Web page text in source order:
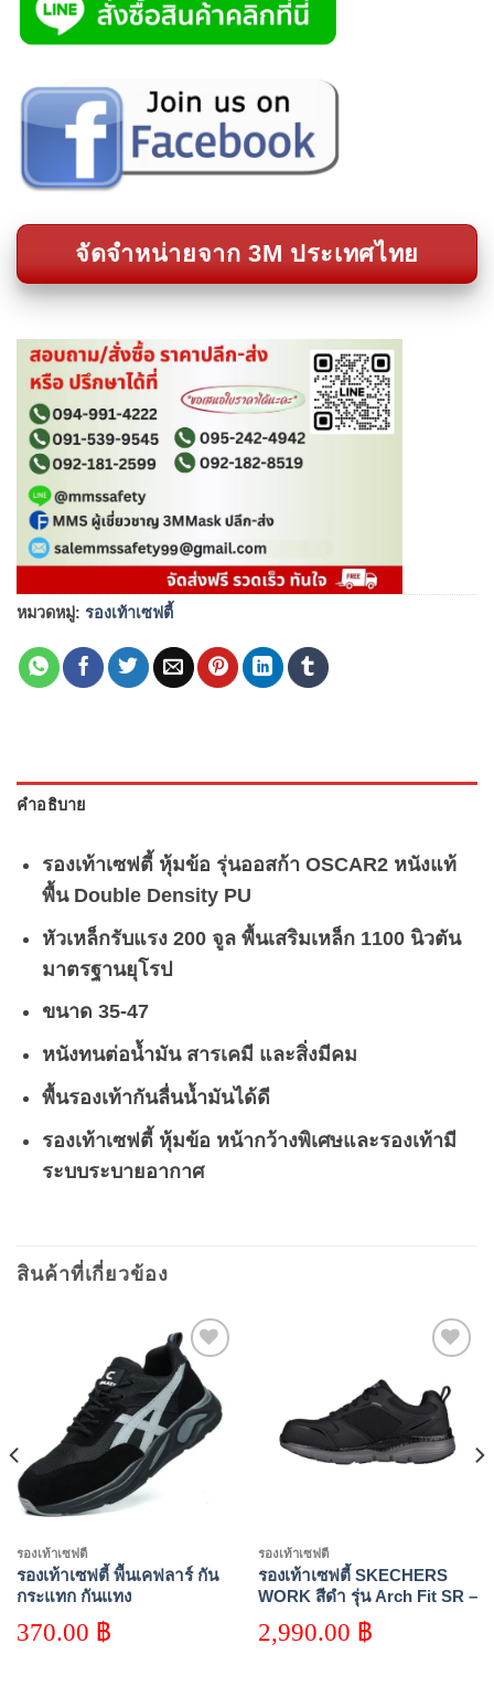
จัดจำหน่ายจาก 3M ประเทศไทย
หมวดหมู่: รองเท้าเซฟตี้
คำอธิบาย
รองเท้าเซฟตี้ หุ้มข้อ รุ่นออสก้า OSCAR2 หนังแท้
พื้น Double Density PU
หัวเหล็กรับแรง 200 จูล พื้นเสริมเหล็ก 1100 นิวตัน
มาตรฐานยุโรป
ขนาด 35-47
หนังทนต่อน้ำมัน สารเคมี และสิ่งมีคม
พื้นรองเท้ากันลื่นน้ำมันได้ดี
รองเท้าเซฟตี้ หุ้มข้อ หน้ากว้างพิเศษและรองเท้ามี
ระบบระบายอากาศ
สินค้าที่เกี่ยวข้อง
Add to
wishlist
รองเท้าเซฟตี้
รองเท้าเซฟตี้ พื้นเคฟลาร์ กัน
กระแทก กันแทง
370.00 ฿
wishlist
รองเท้าเซฟตี้
รองเท้าเซฟตี้ SKECHERS
WORK สีดำ รุ่น Arch Fit SR –
Angis Comp Toe
2,990.00 ฿